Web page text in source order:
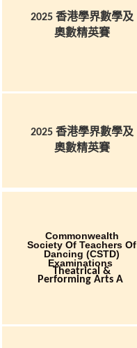
2025 香港學界數學及
奧數精英賽
2025 香港學界數學及
奧數精英賽
Commonwealth
Society Of Teachers Of
Dancing (CSTD)
Examinations
Theatrical &
Performing Arts A